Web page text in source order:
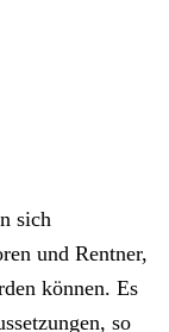
sich
und Rentner,
können. Es
so